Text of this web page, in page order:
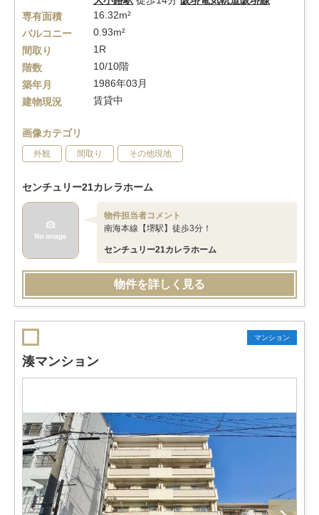
専有面積
16.32m²
バルコニー
0.93m²
間取り
1R
階数
10/10階
築年月
1986年03月
建物現況
賃貸中
画像カテゴリ
外観 間取り その他現地
センチュリー21カレラホーム
物件担当者コメント
南海本線【堺駅】徒歩3分！
センチュリー21カレラホーム
物件を詳しく見る
マンション
湊マンション